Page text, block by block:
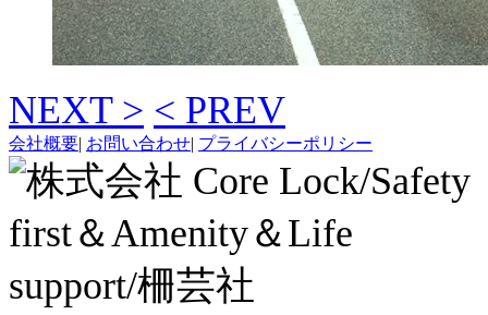
NEXT > < PREV
会社概要| お問い合わせ| プライバシーポリシー